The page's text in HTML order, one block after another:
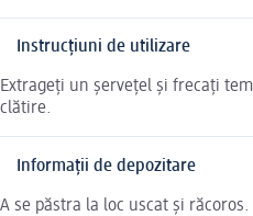
Instrucțiuni de utilizare
Extrageți un șervețel și frecați
clătire.
Informații de depozitare
A se păstra la loc uscat și răcoros.